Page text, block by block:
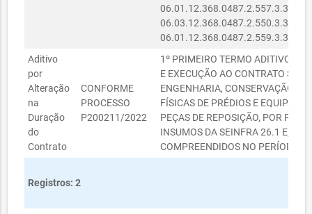
Aditivo
por
Alteração
na
Duração
do
Contrato
CONFORME
PROCESSO
P200211/2022
1º PRIMEIRO TERMO ADITIVO AO
E EXECUÇÃO AO CONTRATO
ENGENHARIA, CONSERVAÇÃO E
FÍSICAS DE PRÉDIOS E
PEÇAS DE REPOSIÇÃO, POR
INSUMOS DA SEINFRA 26.1 E,
COMPREENDIDOS NO
Registros: 2